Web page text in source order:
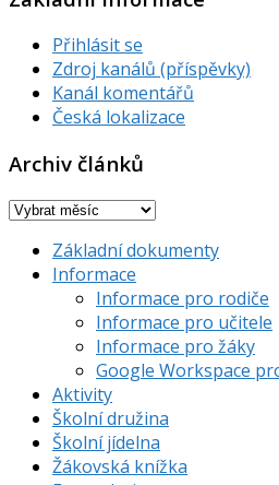
Přihlásit se
Zdroj kanálů (příspěvky)
Kanál komentářů
Česká lokalizace
Archiv článků
Archiv
Základní dokumenty
Informace
Informace pro rodiče
Informace pro učitele
Informace pro žáky
Google Workspace
Aktivity
Školní družina
Školní jídelna
Žákovská knížka